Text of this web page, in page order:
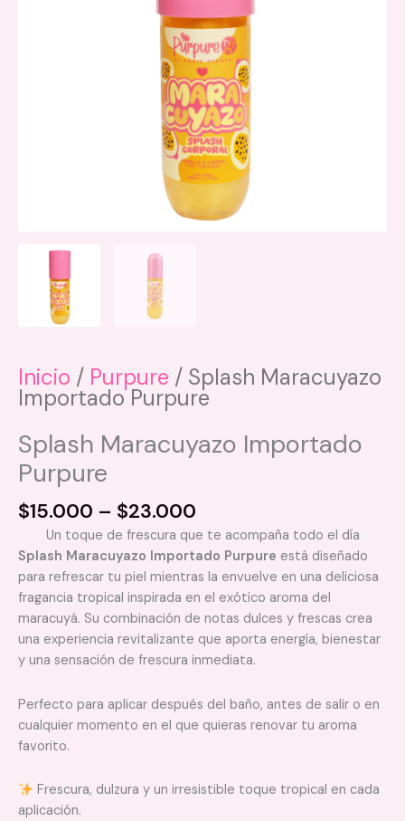
Inicio / Purpure / Splash Maracuyazo
Importado Purpure
Splash Maracuyazo Importado
Purpure
$15.000 – $23.000
range:
$15.000
through
$23.000
Un toque de frescura que te acompaña todo el día
Splash Maracuyazo Importado Purpure está diseñado
para refrescar tu piel mientras la envuelve en una deliciosa
fragancia tropical inspirada en el exótico aroma del
maracuyá. Su combinación de notas dulces y frescas crea
una experiencia revitalizante que aporta energía, bienestar
y una sensación de frescura inmediata.
Perfecto para aplicar después del baño, antes de salir o en
cualquier momento en el que quieras renovar tu aroma
favorito.
Frescura, dulzura y un irresistible toque tropical en cada
aplicación.